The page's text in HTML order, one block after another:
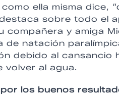
ella misma dice,
sobre todo el
compañera y amiga
de natación
debido al cansancio
volver al agua.
los buenos